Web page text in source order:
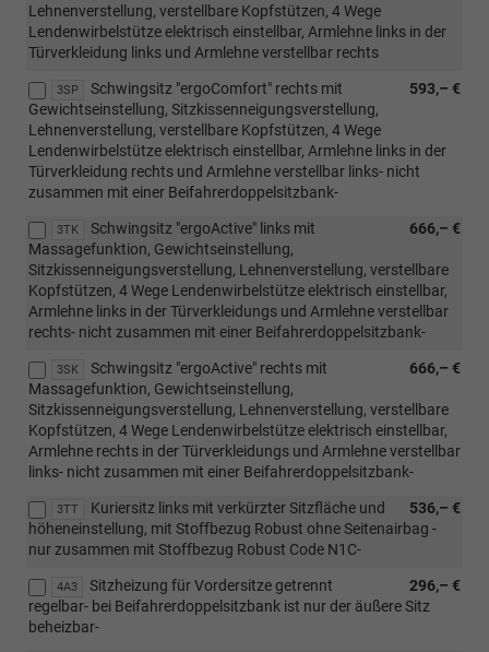
Lehnenverstellung, verstellbare Kopfstützen, 4 Wege
Lendenwirbelstütze elektrisch einstellbar, Armlehne links in der
Türverkleidung links und Armlehne verstellbar rechts
3SP 593,– €
Schwingsitz "ergoComfort" rechts mit
Gewichtseinstellung, Sitzkissenneigungsverstellung,
Lehnenverstellung, verstellbare Kopfstützen, 4 Wege
Lendenwirbelstütze elektrisch einstellbar, Armlehne links in der
Türverkleidung rechts und Armlehne verstellbar links- nicht
zusammen mit einer Beifahrerdoppelsitzbank-
3TK 666,– €
Schwingsitz "ergoActive" links mit
Massagefunktion, Gewichtseinstellung,
Sitzkissenneigungsverstellung, Lehnenverstellung, verstellbare
Kopfstützen, 4 Wege Lendenwirbelstütze elektrisch einstellbar,
Armlehne links in der Türverkleidungs und Armlehne verstellbar
rechts- nicht zusammen mit einer Beifahrerdoppelsitzbank-
3SK 666,– €
Schwingsitz "ergoActive" rechts mit
Massagefunktion, Gewichtseinstellung,
Sitzkissenneigungsverstellung, Lehnenverstellung, verstellbare
Kopfstützen, 4 Wege Lendenwirbelstütze elektrisch einstellbar,
Armlehne rechts in der Türverkleidungs und Armlehne verstellbar
links- nicht zusammen mit einer Beifahrerdoppelsitzbank-
3TT 536,– €
Kuriersitz links mit verkürzter Sitzfläche und
höheneinstellung, mit Stoffbezug Robust ohne Seitenairbag -
nur zusammen mit Stoffbezug Robust Code N1C-
4A3 296,– €
Sitzheizung für Vordersitze getrennt
regelbar- bei Beifahrerdoppelsitzbank ist nur der äußere Sitz
beheizbar-